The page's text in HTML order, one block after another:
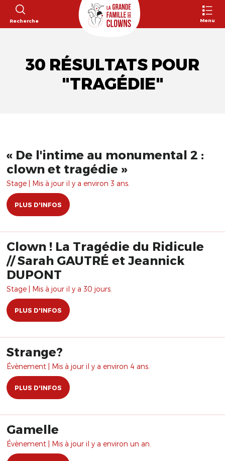
Recherche Menu
30 RÉSULTATS POUR
"TRAGÉDIE"
« De l'intime au monumental 2 :
clown et tragédie »
Stage | Mis à jour il y a environ 3 ans.
PLUS D'INFOS
Clown ! La Tragédie du Ridicule
// Sarah GAUTRÉ et Jeannick
DUPONT
Stage | Mis à jour il y a 30 jours.
PLUS D'INFOS
Strange?
Évènement | Mis à jour il y a environ 4 ans.
PLUS D'INFOS
Gamelle
Évènement | Mis à jour il y a environ un an.